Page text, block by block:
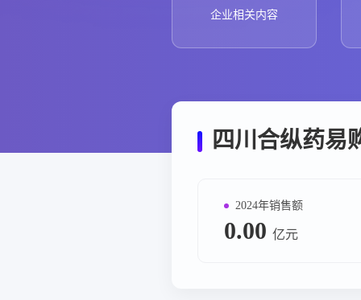
企业相关内容
四川合纵药易
2024年销售额
0.00 亿元